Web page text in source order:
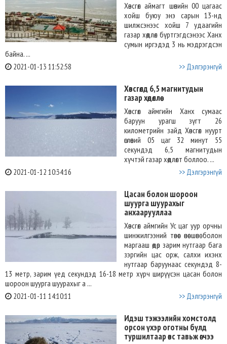
Хөвсгөл аймагт шөнийн 00 цагаас
хойш буюу энэ сарын 13-нд
шилжсэнээс хойш 7 удаагийн
газар хөдлөл бүртгэгдсэнээс Ханх
сумын иргэдэд 3 нь мэдрэгдсэн
байна. ...
2021-01-13 11:52:58 >> Дэлгэрэнгүй
Хөвсгөлд 6,5 магнитудын
газар хөдөллөө
Хөвсгөл аймгийн Ханх сумаас
баруун урагш зүгт 26
километрийн зайд Хөвсгөл нуурт
өглөөний 05 цаг 32 минут 55
секундэд 6,5 магнитудын
хүчтэй газар хөдлөлт боллоо. ...
2021-01-12 10:34:16 >> Дэлгэрэнгүй
Цасан болон шороон
шуурга шуурахыг
анхаарууллаа
Хөвсгөл аймгийн Ус цаг уур орчны
шинжилгээний төвөөс өнөө шөнө болон
маргааш өдөр зарим нутгаар бага
зэргийн цас орж, салхи ихэнх
нутгаар баруунаас секундэд 8-
13 метр, зарим үед секундэд 16-18 метр хүрч ширүүсэн цасан болон
шороон шуурга шуурахыг а ...
2021-01-11 14:10:11 >> Дэлгэрэнгүй
Идэш тэжээлийн хомстолд
орсон үхэр оготны бүлд
туршилтаар өвс тавьж өгчээ